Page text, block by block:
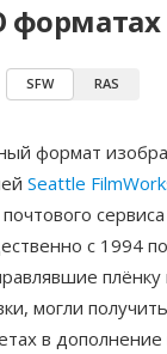
форматах
SFW RAS
формат
Seattle
с 1994
плёнку
могли
в